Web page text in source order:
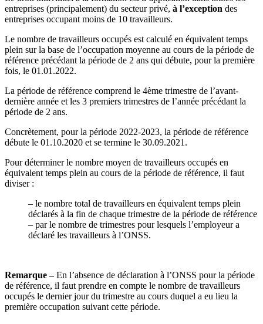
entreprises (principalement) du secteur privé, à l’exception des
entreprises occupant moins de 10 travailleurs.
Le nombre de travailleurs occupés est calculé en équivalent temps
plein sur la base de l’occupation moyenne au cours de la période de
référence précédant la période de 2 ans qui débute, pour la première
fois, le 01.01.2022.
La période de référence comprend le 4ème trimestre de l’avant-
dernière année et les 3 premiers trimestres de l’année précédant la
période de 2 ans.
Concrètement, pour la période 2022-2023, la période de référence
débute le 01.10.2020 et se termine le 30.09.2021.
Pour déterminer le nombre moyen de travailleurs occupés en
équivalent temps plein au cours de la période de référence, il faut
diviser :
– le nombre total de travailleurs en équivalent temps plein
déclarés à la fin de chaque trimestre de la période de référence
– par le nombre de trimestres pour lesquels l’employeur a
déclaré les travailleurs à l’ONSS.
Remarque –En l’absence de déclaration à l’ONSS pour la période
de référence, il faut prendre en compte le nombre de travailleurs
occupés le dernier jour du trimestre au cours duquel a eu lieu la
première occupation suivant cette période.